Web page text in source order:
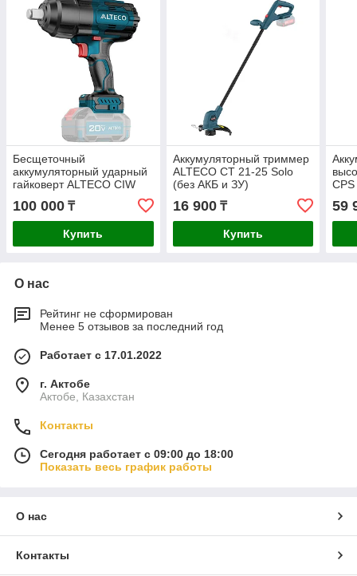
Бесщеточный
аккумуляторный ударный
гайковерт ALTECO CIW
20-1200 Li BL Solo (без
АКБ И ЗУ)
100 000 ₸
Купить
Аккумуляторный триммер
ALTECO CT 21-25 Solo
(без АКБ и ЗУ)
16 900₸
Купить
59
О нас
Рейтинг не сформирован
Менее 5 отзывов за последний год
Работает с 17.01.2022
г. Актобе
Актобе, Казахстан
Контакты
Сегодня работает с 09:00 до 18:00
Показать весь график работы
О нас
Контакты